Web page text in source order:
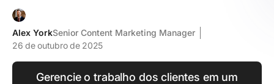
Alex YorkSenior Content Marketing Manager
26 de outubro de 2025
Gerencie o trabalho dos clientes em um